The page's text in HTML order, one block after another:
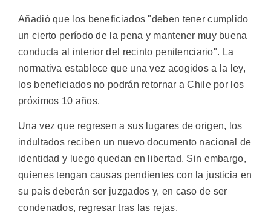
Añadió que los beneficiados "deben tener cumplido
un cierto período de la pena y mantener muy buena
conducta al interior del recinto penitenciario". La
normativa establece que una vez acogidos a la ley,
los beneficiados no podrán retornar a Chile por los
próximos 10 años.
Una vez que regresen a sus lugares de origen, los
indultados reciben un nuevo documento nacional de
identidad y luego quedan en libertad. Sin embargo,
quienes tengan causas pendientes con la justicia en
su país deberán ser juzgados y, en caso de ser
condenados, regresar tras las rejas.